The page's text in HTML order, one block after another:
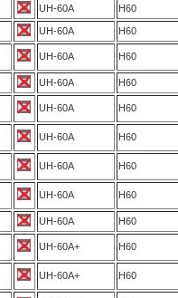
UH-60A H60
UH-60A H60
UH-60A H60
UH-60A H60
UH-60A H60
UH-60A H60
UH-60A H60
UH-60A H60
UH-60A H60
UH-60A+ H60
UH-60A+ H60